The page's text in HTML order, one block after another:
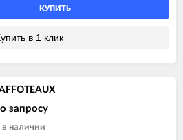
PIGMA EVO SYSTEM 30 FF
PIGMA EVO SYSTEM 35 FF
КУПИТЬ
в 1 клик
запросу
в наличии